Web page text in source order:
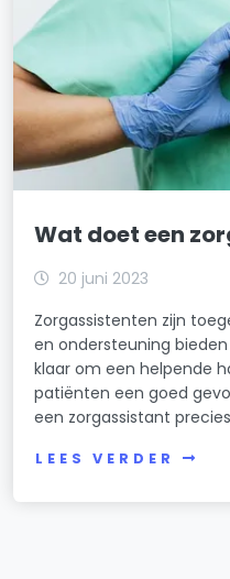
Wat doet een
20 juni 2023
Zorgassistenten zijn
en ondersteuning
klaar om een helpende
patiënten een goed
een zorgassistant
LEES VERDER